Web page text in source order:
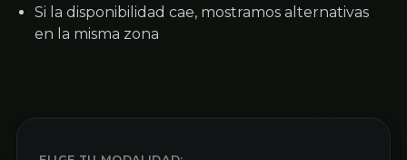
Si la disponibilidad cae, mostramos alternativas
en la misma zona